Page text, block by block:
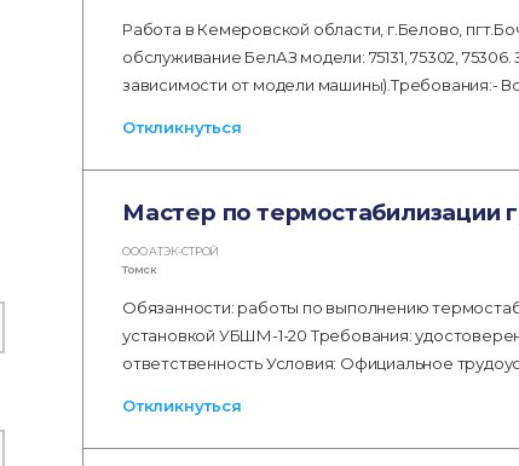
Работа в Кемеровской области, г.Белово,
обслуживание БелАЗ модели: 75131, 75302,
зависимости от модели машины).Требования:-
Откликнуться
Мастер по термостабилизации
ООО АТЭК-СТРОЙ
Томск
Обязанности: работы по выполнению
установкой УБШМ-1-20 Требования:
ответственность Условия: Официальное
Откликнуться